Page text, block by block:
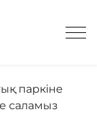
паркіне
саламыз